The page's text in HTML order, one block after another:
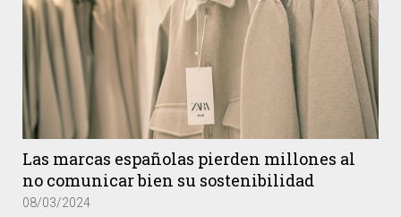
Las marcas españolas pierden millones al
no comunicar bien su sostenibilidad
08/03/2024